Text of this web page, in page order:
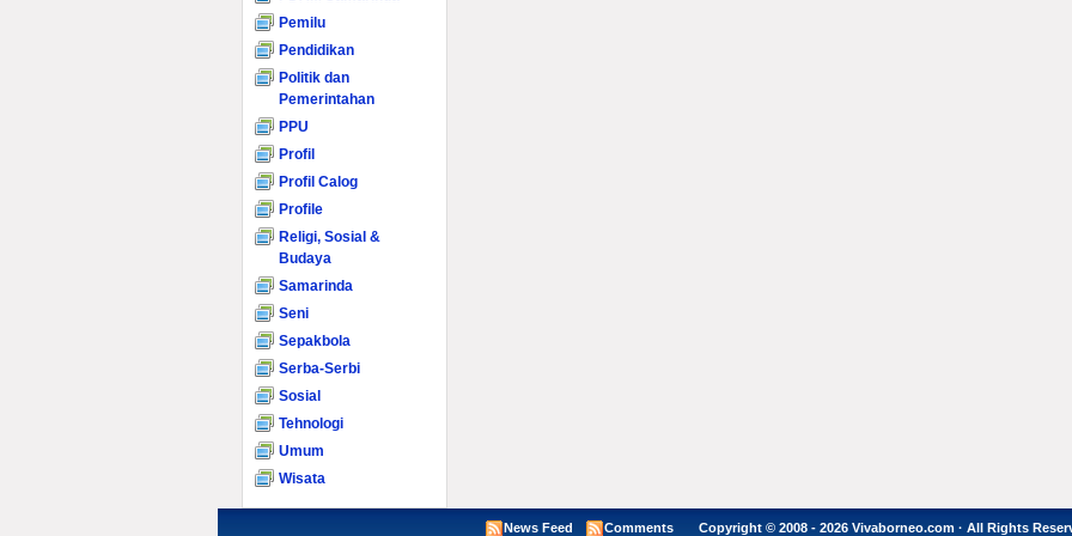
Pemilu
Pendidikan
Politik dan
Pemerintahan
PPU
Profil
Profil Calog
Profile
Religi, Sosial &
Budaya
Samarinda
Seni
Sepakbola
Serba-Serbi
Sosial
Tehnologi
Umum
Wisata
News Feed Comments Copyright © 2008 - 2026 Vivaborneo.com · All Rights